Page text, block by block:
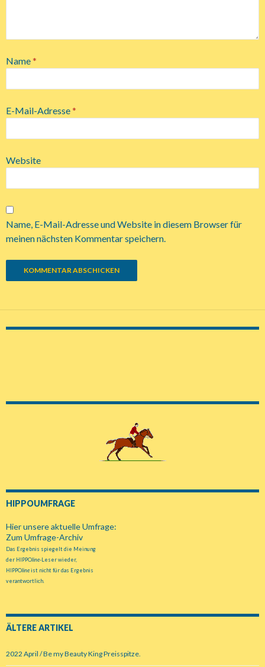
Name*
E-Mail-Adresse*
Website
Name, E-Mail-Adresse und Website in diesem Browser für
meinen nächsten Kommentar speichern.
HIPPOUMFRAGE
Hier unsere aktuelle Umfrage:
Zum Umfrage-Archiv
Das Ergebnis spiegelt die Meinung
der HIPPOline-Leser wieder,
HIPPOlineist nicht für das Ergebnis
verantwortlich.
ÄLTERE ARTIKEL
2022 April / Be my Beauty King Preisspitze.